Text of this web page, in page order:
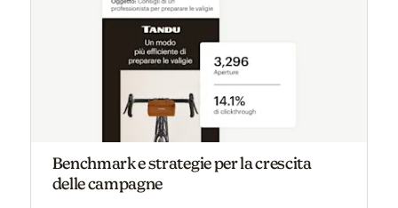
Benchmark e strategie per la crescita
delle campagne